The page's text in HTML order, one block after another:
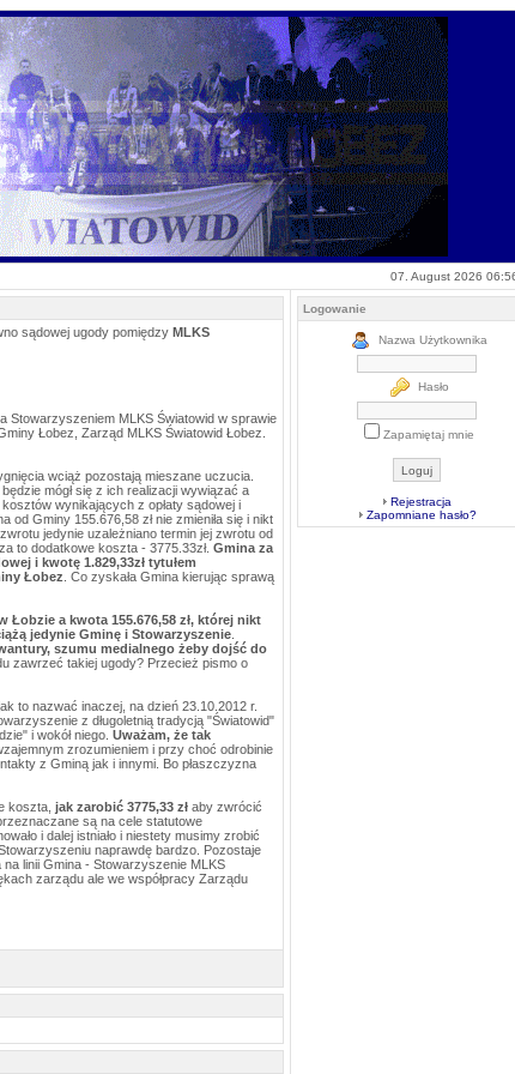
07. August 2026
sądowej ugody pomiędzy MLKS
Stowarzyszeniem MLKS Światowid w sprawie
Łobez, Zarząd MLKS Światowid Łobez.
wciąż pozostają mieszane uczucia.
mógł się z ich realizacji wywiązać a
kosztów wynikających z opłaty sądowej i
Gminy 155.676,58 zł nie zmieniła się i nikt
jedynie uzależniano termin jej zwrotu od
to dodatkowe koszta - 3775.33zł. Gmina za
i kwotę 1.829,33zł tytułem
Łobez . Co zyskała Gmina kierując sprawą
Łobzie a kwota 155.676,58 zł, której nikt
jedynie Gminę i Stowarzyszenie
szumu medialnego żeby dojść do
zawrzeć takiej ugody? Przecież pismo o
to nazwać inaczej, na dzień 23.10.2012 r.
z długoletnią tradycją "Światowid"
i wokół niego. Uważam, że tak
zrozumieniem i przy choć odrobinie
z Gminą jak i innymi. Bo płaszczyzna
koszta, jak zarobić 3775,33 zł aby zwrócić
są na cele statutowe
i dalej istniało i niestety musimy zrobić
naprawdę bardzo. Pozostaje
linii Gmina - Stowarzyszenie MLKS
zarządu ale we współpracy Zarządu
Logowanie
Nazwa Użytkownika
Hasło
Zapamiętaj mnie
Rejestracja
Zapomniane hasło?